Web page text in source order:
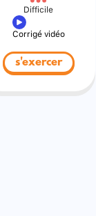
Difficile
Corrigé vidéo
s'exercer